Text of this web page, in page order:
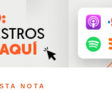
NOTA